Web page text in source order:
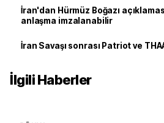
İran'dan Hürmüz Boğazı
anlaşma imzalanabilir
İran Savaşı sonrası Patriot ve
İlgili Haberler